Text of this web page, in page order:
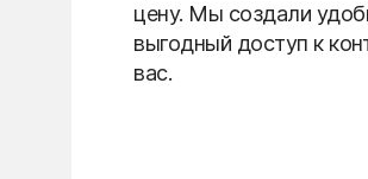
цену. Мы создали
выгодный доступ к
вас.